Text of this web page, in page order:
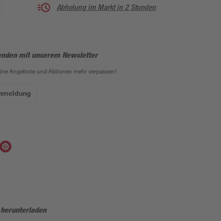
Abholung im Markt in 2 Stunden
mit unserem Newsletter
Angebote und Aktionen mehr verpassen!